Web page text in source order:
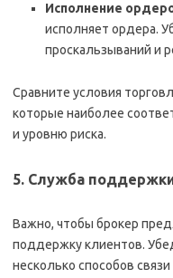
Исполнение
исполняет ордера.
проскальзываний и
Сравните условия
которые наиболее
и уровню риска.
5. Служба
Важно, чтобы брокер
поддержку клиентов.
несколько способов